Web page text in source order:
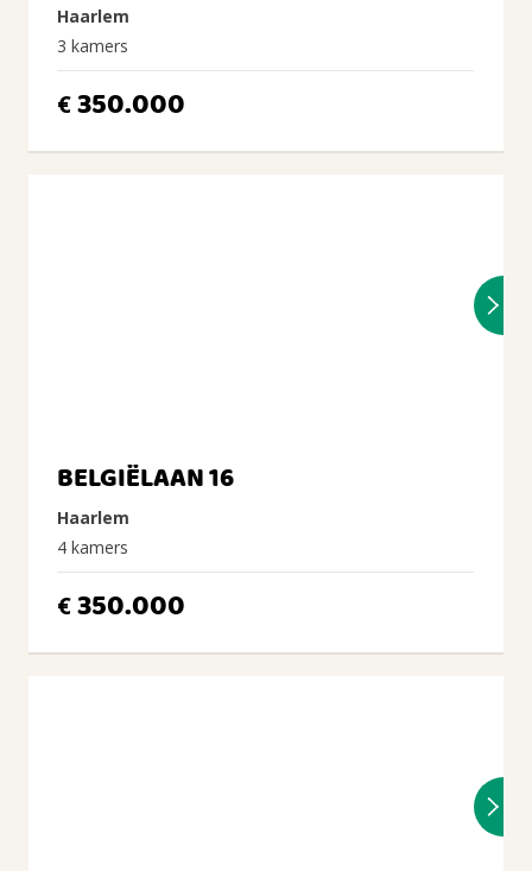
Haarlem
3 kamers
€350.000
BELGIËLAAN 16
Haarlem
4 kamers
€350.000